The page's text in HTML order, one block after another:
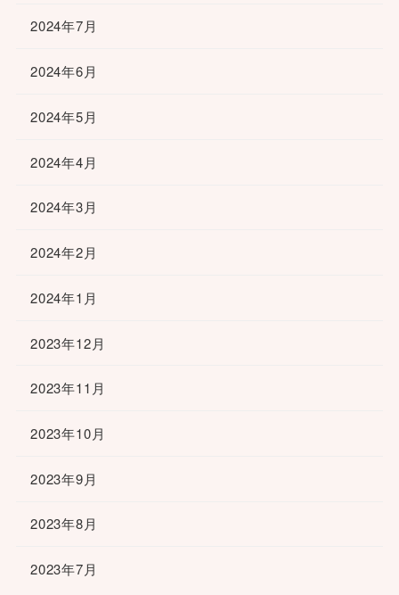
2024年7月
2024年6月
2024年5月
2024年4月
2024年3月
2024年2月
2024年1月
2023年12月
2023年11月
2023年10月
2023年9月
2023年8月
2023年7月